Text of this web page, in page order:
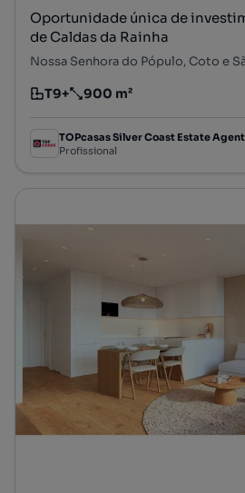
Oportunidade única de
de Caldas da Rainha
Tipologia
T9+
Preço por metro quadrado
900 m²
TOPcasas Silver Coast Estate
Profissional